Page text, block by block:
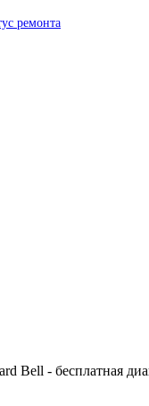
ремонта
Bell - бесплатная